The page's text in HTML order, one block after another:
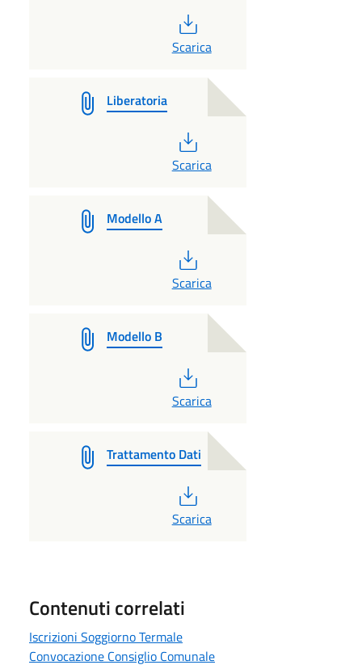
Scarica
Liberatoria
Scarica
Modello A
Scarica
Modello B
Scarica
Trattamento Dati
Scarica
Contenuti correlati
Iscrizioni Soggiorno Termale
Convocazione Consiglio Comunale